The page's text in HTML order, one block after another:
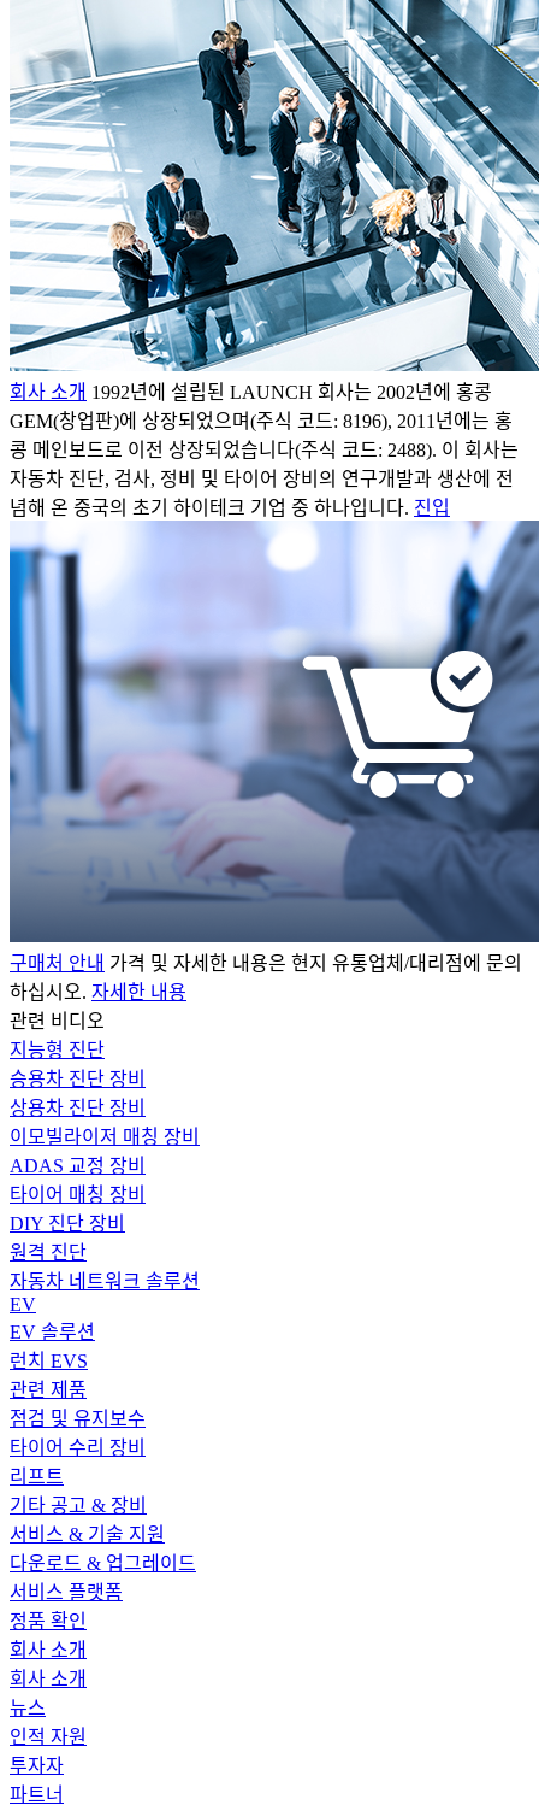
회사 소개 1992년에 설립된 LAUNCH 회사는 2002년에 홍콩
GEM(창업판)에 상장되었으며(주식 코드: 8196), 2011년에는 홍
콩 메인보드로 이전 상장되었습니다(주식 코드: 2488). 이 회사는
자동차 진단, 검사, 정비 및 타이어 장비의 연구개발과 생산에 전
념해 온 중국의 초기 하이테크 기업 중 하나입니다. 진입
구매처 안내 가격 및 자세한 내용은 현지 유통업체/대리점에 문의
하십시오. 자세한 내용
관련 비디오
지능형 진단
승용차 진단 장비
상용차 진단 장비
이모빌라이저 매칭 장비
ADAS 교정 장비
타이어 매칭 장비
DIY 진단 장비
원격 진단
자동차 네트워크 솔루션
EV
EV 솔루션
런치 EVS
관련 제품
점검 및 유지보수
타이어 수리 장비
리프트
기타 공고 & 장비
서비스 & 기술 지원
다운로드 & 업그레이드
서비스 플랫폼
정품 확인
회사 소개
회사 소개
뉴스
인적 자원
투자자
파트너